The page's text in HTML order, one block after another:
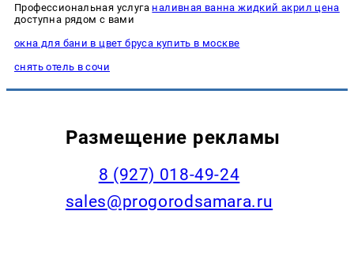
Профессиональная услуга наливная ванна жидкий акрил цена
доступна рядом с вами
окна для бани в цвет бруса купить в москве
снять отель в сочи
Размещение рекламы
8 (927) 018-49-24
sales@progorodsamara.ru